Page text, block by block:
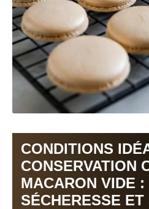
CONDITIONS
CONSERVATION
MACARON VIDE :
SÉCHERESSE